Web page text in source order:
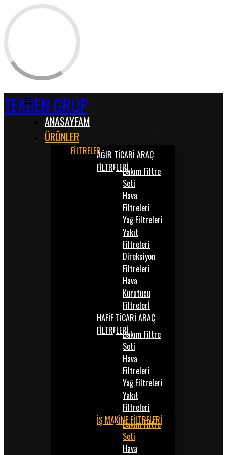
TEKDEN GRUP
ANASAYFAM
ÜRÜNLER
FİLTRELERAĞIR TİCARİ ARAÇ
FİLTRELERİBakım Filtre
Seti
Hava
Filtreleri
Yağ Filtreleri
Yakıt
Filtreleri
Direksiyon
Filtreleri
Hava
Kurutucu
Filtrelerİ
HAFİF TİCARİ ARAÇ
FİLTRELERİBakım Filtre
Seti
Hava
Filtreleri
Yağ Filtreleri
Yakıt
Filtreleri
İŞ MAKİNE FİLTRELERİ
Bakım Filtre
Seti
Hava